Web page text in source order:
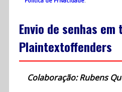
Envio de senhas
Plaintextoffenders
Colaboração: Rubens